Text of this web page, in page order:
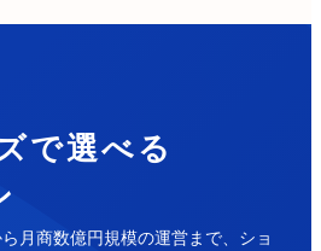
で選べる
月商数億円規模の運営まで、ショ